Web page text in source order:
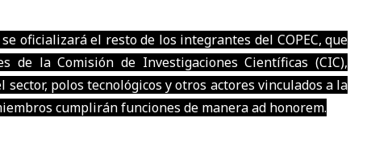
oficializará el resto de los integrantes del COPEC, que
de la Comisión de Investigaciones Científicas (CIC),
polos tecnológicos y otros actores vinculados a la
cumplirán funciones de manera ad honorem.